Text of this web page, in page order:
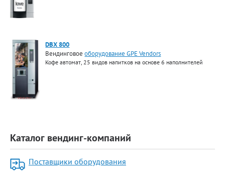
DBX 800
Вендинговоеоборудование GPE Vendors
Кофе автомат, 25 видов напитков на основе 6 наполнителей
Каталог вендинг-компаний
Поставщики оборудования